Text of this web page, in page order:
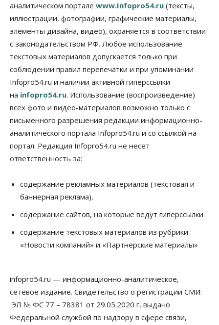
В Новосибирске прошёл митинг
против нового закона о памятниках
Бизнес
В аэропорту Толмачёво завершены работы по
бетонированию рулежных дорожек
07 Августа 2026, 17:00
Бизнес Недвижимость Общество
Новосибирцы стали реже оформлять
дома по упрощенной схеме
07 Августа 2026, 16:00
Власть Общество Право&Порядок
07 Августа 2026, 15:00
Финансы
Расходы новосибирцев на спорт выросли на 40%
за полгода
07 Августа 2026, 14:35
В Новосибирске многодетным семьям вручили
сертификаты на покупку автомобилей
07 Августа 2026, 13:55
аналитическом портале www.Infopro54.ru (тексты,
иллюстрации, фотографии, графические материалы,
элементы дизайна, видео), охраняется в соответствии
с законодательством РФ. Любое использование
текстовых материалов допускается только при
соблюдении правил перепечатки и при упоминании
Infopro54.ru и наличии активной гиперссылки
на infopro54.ru. Использование (воспроизведение)
всех фото и видео-материалов возможно только с
письменного разрешения редакции информационно-
аналитического портала Infopro54.ru и со ссылкой на
портал. Редакция Infopro54.ru не несет
ответственность за:
содержание рекламных материалов (текстовая и
баннерная реклама),
содержание сайтов, на которые ведут гиперссылки
содержание текстовых материалов из рубрики
«Новости компаний» и «Партнерские материалы»
infopro54.ru — информационно-аналитическое,
сетевое издание. Свидетельство о регистрации СМИ:
ЭЛ № ФС 77 – 78381 от 29.05.2020 г, выдано
Федеральной службой по надзору в сфере связи,